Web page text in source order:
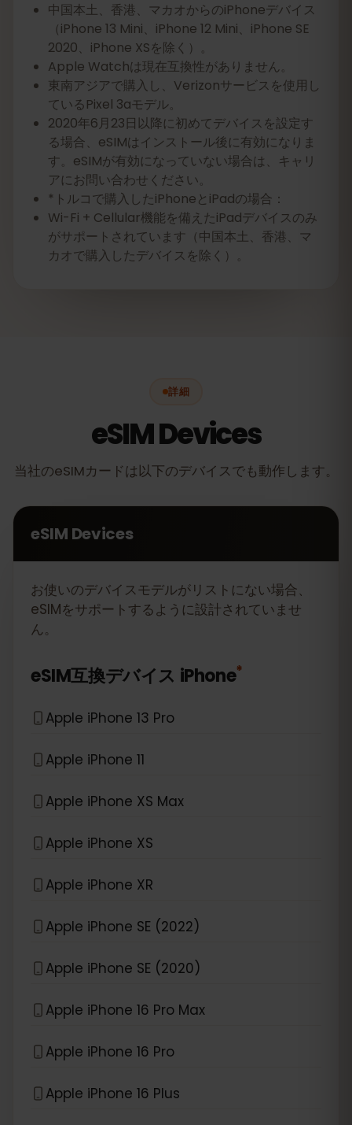
中国本土、香港、マカオからのiPhoneデバイス
（iPhone 13 Mini、iPhone 12 Mini、iPhone SE
2020、iPhone XSを除く）。
Apple Watchは現在互換性がありません。
東南アジアで購入し、Verizonサービスを使用し
ているPixel 3aモデル。
2020年6月23日以降に初めてデバイスを設定す
る場合、eSIMはインストール後に有効になりま
す。eSIMが有効になっていない場合は、キャリ
アにお問い合わせください。
*トルコで購入したiPhoneとiPadの場合：
Wi-Fi + Cellular機能を備えたiPadデバイスのみ
がサポートされています（中国本土、香港、マ
カオで購入したデバイスを除く）。
詳細
eSIM Devices
当社のeSIMカードは以下のデバイスでも動作します。
eSIM Devices
お使いのデバイスモデルがリストにない場合、
eSIMをサポートするように設計されていませ
ん。
eSIM互換デバイス iPhone*
Apple iPhone 13 Pro
Apple iPhone 11
Apple iPhone XS Max
Apple iPhone XS
Apple iPhone XR
Apple iPhone SE (2022)
Apple iPhone SE (2020)
Apple iPhone 16 Pro Max
Apple iPhone 16 Pro
Apple iPhone 16 Plus